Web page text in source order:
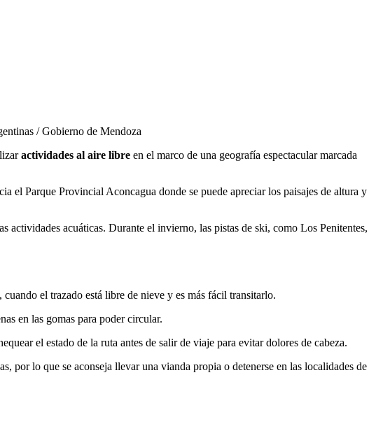
/ Gobierno de Mendoza
actividades al aire libre en el marco de una geografía espectacular marcada
el Parque Provincial Aconcagua donde se puede apreciar los paisajes de altura y
acuáticas. Durante el invierno, las pistas de ski, como Los Penitentes,
el trazado está libre de nieve y es más fácil transitarlo.
en las gomas para poder circular.
el estado de la ruta antes de salir de viaje para evitar dolores de cabeza.
por lo que se aconseja llevar una vianda propia o detenerse en las localidades de